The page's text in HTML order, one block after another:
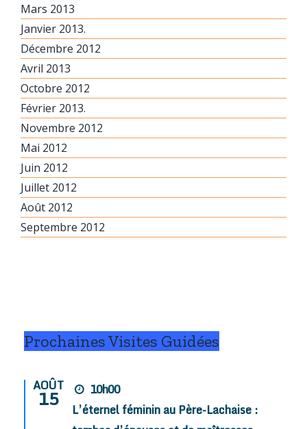
Mars 2013
Janvier 2013.
Décembre 2012
Avril 2013
Octobre 2012
Février 2013.
Novembre 2012
Mai 2012
Juin 2012
Juillet 2012
Août 2012
Septembre 2012
Prochaines Visites Guidées
AOÛT
15
10h00
L’éternel féminin au Père-Lachaise :